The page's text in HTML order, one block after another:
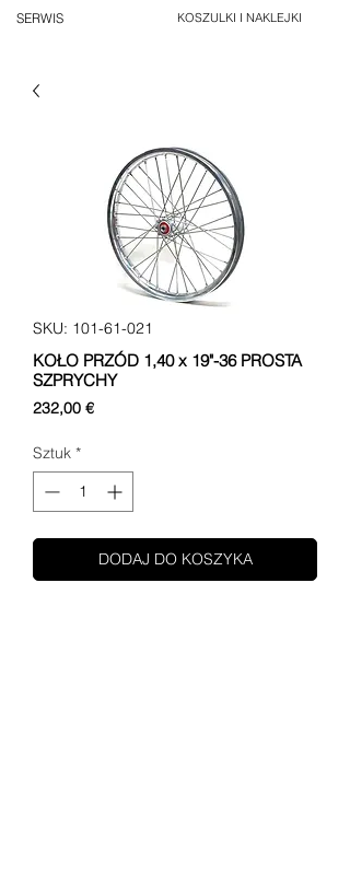
SERWIS KOSZULKI I NAKLEJKI
SKU: 101-61-021
KOŁO PRZÓD 1,40 x 19"-36 PROSTA
SZPRYCHY
232,00 €Cena
Sztuk *
DODAJ DO KOSZYKA